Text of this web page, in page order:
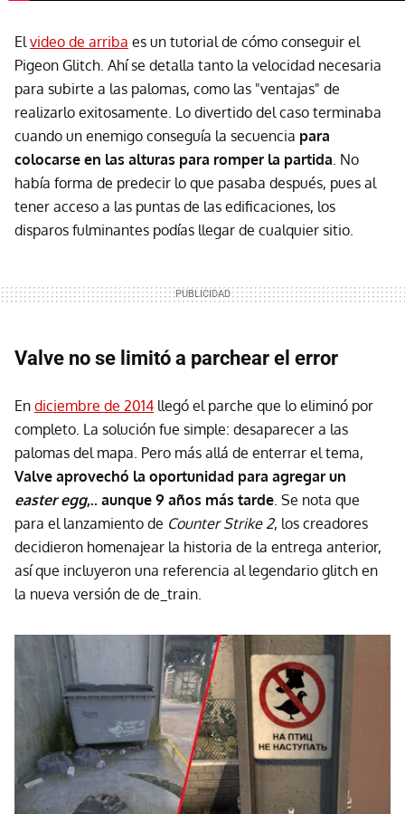
Elvideo de arriba es un tutorial de cómo conseguir el
Pigeon Glitch. Ahí se detalla tanto la velocidad necesaria
para subirte a las palomas, como las "ventajas" de
realizarlo exitosamente. Lo divertido del caso terminaba
cuando un enemigo conseguía la secuencia para
colocarse en las alturas para romper la partida. No
había forma de predecir lo que pasaba después, pues al
tener acceso a las puntas de las edificaciones, los
disparos fulminantes podías llegar de cualquier sitio.
Valve no se limitó a parchear el error
En diciembre de 2014 llegó el parche que lo eliminó por
completo. La solución fue simple: desaparecer a las
palomas del mapa. Pero más allá de enterrar el tema,
Valve aprovechó la oportunidad para agregar un
easter egg,.. aunque 9 años más tarde. Se nota que
para el lanzamiento de Counter Strike 2, los creadores
decidieron homenajear la historia de la entrega anterior,
así que incluyeron una referencia al legendario glitch en
la nueva versión de de_train.